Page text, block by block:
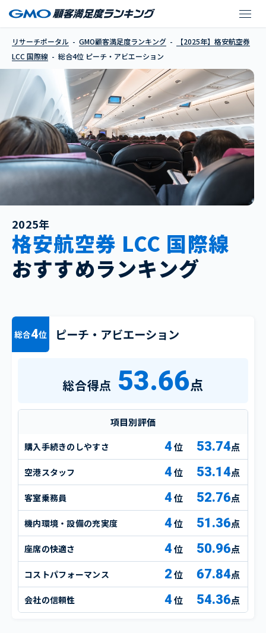
ピーチ・アビエーショ
リサーチポータル GMO顧客満足度ランキング
【2025年】格安航空券
LCC 国際線
総合4位 ピーチ・アビエーション
2025年
格安航空券 LCC 国際線
おすすめランキング
総合4位 ピーチ・アビエーション
総合得点 53.66点
項目別評価
購入手続きのしやすさ 4 53.74点
空港スタッフ 4 53.14点
客室乗務員 4 52.76点
機内環境・設備の充実度 4 51.36点
座席の快適さ 4 50.96点
コストパフォーマンス 2 67.84点
会社の信頼性 4 54.36点